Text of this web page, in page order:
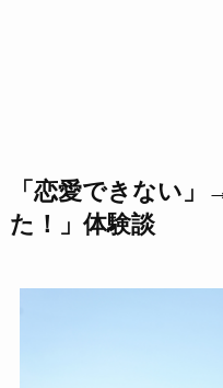
「恋愛できない
た！」体験談